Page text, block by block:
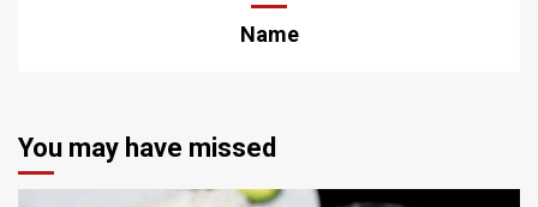
Name
You may have missed